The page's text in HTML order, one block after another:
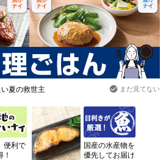
夏の救世主 まだ見てない
便利で
！
国産の水産物を
優先してお届け